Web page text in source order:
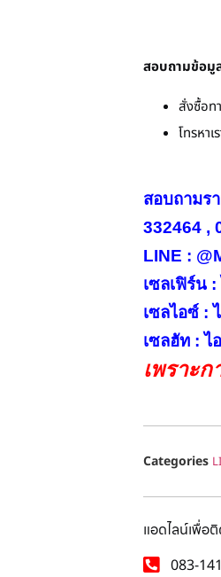
สอบถามข้อมู
สั่งซื้อท
โทรหาเ
สอบถามร
332464 ,
LINE :
เซลเฟิร์น
เซลไอซ์ :
เซลฮัท : ไ
เพราะ
Categories
แอดไลน์เพื่อ
083-